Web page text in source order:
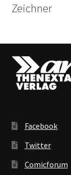
Zeichner
Facebook
Twitter
Comicforum